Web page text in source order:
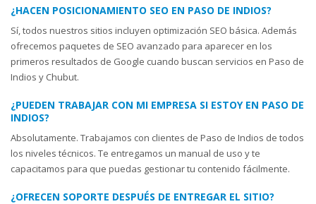
¿HACEN POSICIONAMIENTO SEO EN PASO DE INDIOS?
Sí, todos nuestros sitios incluyen optimización SEO básica. Además
ofrecemos paquetes de SEO avanzado para aparecer en los
primeros resultados de Google cuando buscan servicios en Paso de
Indios y Chubut.
¿PUEDEN TRABAJAR CON MI EMPRESA SI ESTOY EN PASO DE
INDIOS?
Absolutamente. Trabajamos con clientes de Paso de Indios de todos
los niveles técnicos. Te entregamos un manual de uso y te
capacitamos para que puedas gestionar tu contenido fácilmente.
¿OFRECEN SOPORTE DESPUÉS DE ENTREGAR EL SITIO?